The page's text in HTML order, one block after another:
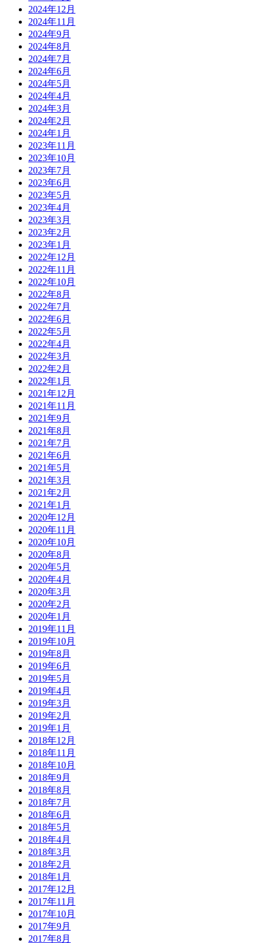
2024年12月
2024年11月
2024年9月
2024年8月
2024年7月
2024年6月
2024年5月
2024年4月
2024年3月
2024年2月
2024年1月
2023年11月
2023年10月
2023年7月
2023年6月
2023年5月
2023年4月
2023年3月
2023年2月
2023年1月
2022年12月
2022年11月
2022年10月
2022年8月
2022年7月
2022年6月
2022年5月
2022年4月
2022年3月
2022年2月
2022年1月
2021年12月
2021年11月
2021年9月
2021年8月
2021年7月
2021年6月
2021年5月
2021年3月
2021年2月
2021年1月
2020年12月
2020年11月
2020年10月
2020年8月
2020年5月
2020年4月
2020年3月
2020年2月
2020年1月
2019年11月
2019年10月
2019年8月
2019年6月
2019年5月
2019年4月
2019年3月
2019年2月
2019年1月
2018年12月
2018年11月
2018年10月
2018年9月
2018年8月
2018年7月
2018年6月
2018年5月
2018年4月
2018年3月
2018年2月
2018年1月
2017年12月
2017年11月
2017年10月
2017年9月
2017年8月